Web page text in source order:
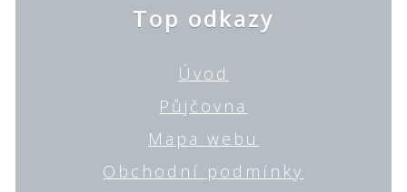
Top odkazy
Úvod
Půjčovna
Mapa webu
Obchodní podmínky